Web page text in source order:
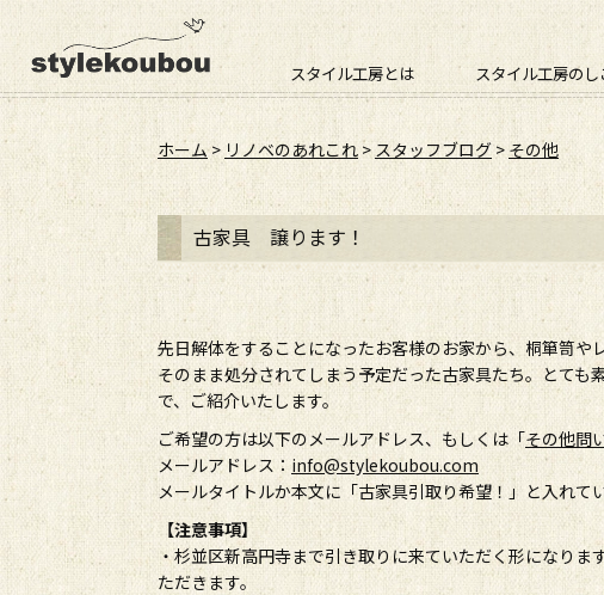
スタイル工房とは スタイル工房のし
ホーム> リノベのあれこれ >スタッフブログ> その他
古家具 譲ります！
先日解体をすることになったお客様のお家から、桐箪笥や
そのまま処分されてしまう予定だった古家具たち。とて
で、ご紹介いたします。
ご希望の方は以下のメールアドレス、もしくは「その他問
メールアドレス： info@stylekoubou.com
メールタイトルか本文に「古家具引取り希望！」と入れて
【注意事項】
・杉並区新高円寺まで引き取りに来ていただく形になり
ただきます。